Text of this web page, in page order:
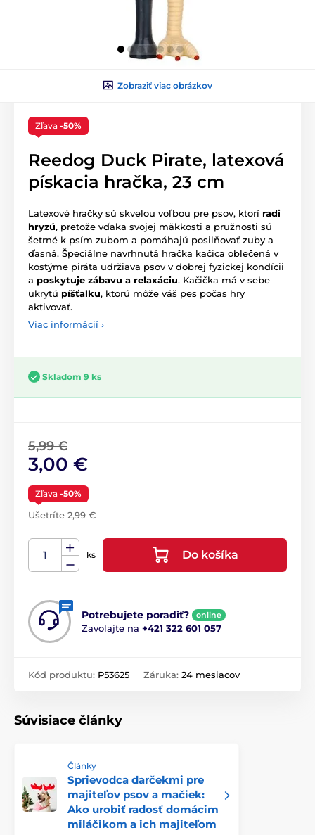
Zobraziť viac obrázkov
Zľava -50%
Reedog Duck Pirate, latexová
pískacia hračka, 23 cm
Latexové hračky sú skvelou voľbou pre psov, ktorí radi
hryzú, pretože vďaka svojej mäkkosti a pružnosti sú
šetrné k psím zubom a pomáhajú posilňovať zuby a
ďasná. Špeciálne navrhnutá hračka kačica oblečená v
kostýme piráta udržiava psov v dobrej fyzickej kondícii
a poskytuje zábavu a relaxáciu. Kačička má v sebe
ukrytú píšťalku, ktorú môže váš pes počas hry
aktivovať.
Viac informácií ›
Skladom 9 ks
5,99 €
3,00 €
Zľava -50%
Ušetríte 2,99 €
ks Do košíka
Potrebujete poradiť? online
Zavolajte na +421 322 601 057
Kód produktu: P53625 Záruka: 24 mesiacov
Súvisiace články
Články
Sprievodca darčekmi pre
majiteľov psov a mačiek:
Ako urobiť radosť domácim
miláčikom a ich majiteľom